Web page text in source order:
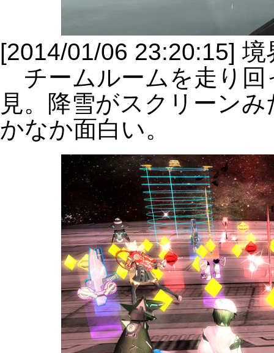
[2014/01/06 23:20:15] 境
チームルームを走り回
見。降雪がスクリーン
かなか面白い。